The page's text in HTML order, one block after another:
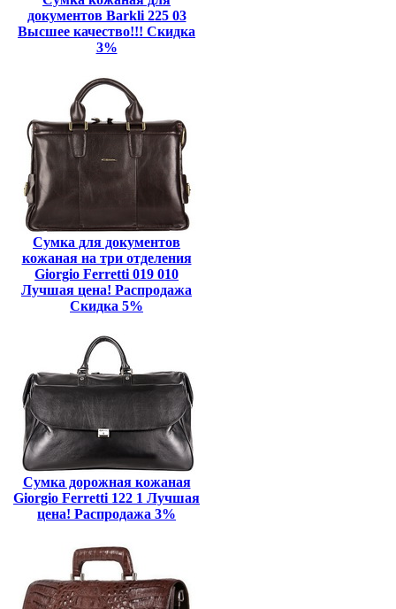
документов Barkli 225 03
Высшее качество!!! Скидка
3%
Сумка для документов
кожаная на три отделения
Giorgio Ferretti 019 010
Лучшая цена! Распродажа
Скидка 5%
Сумка дорожная кожаная
Giorgio Ferretti 122 1 Лучшая
цена! Распродажа 3%